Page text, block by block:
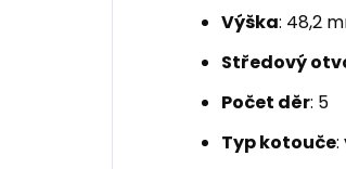
Výška: 48,2
Středový
Počet děr: 5
Typ kotouče: